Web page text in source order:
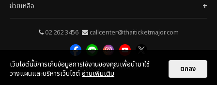
ช่วยเหลือ
02 262 3456 callcenter@thaiticketmajor.com
© 2026ไทยทิคเก็ตเมเจอร์
เว็บไซต์นี้มีการเก็บข้อมูลการใช้งานของคุณเพื่อนำมาใช้
วางแผนและบริหารเว็บไซต์อ่านเพิ่มเติม ตกลง